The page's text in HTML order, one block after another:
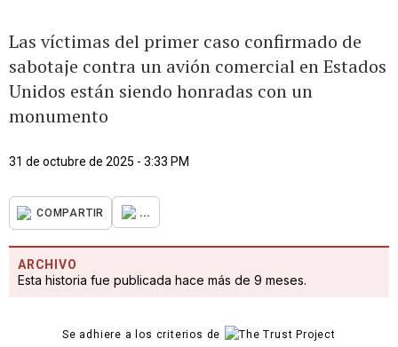
Las víctimas del primer caso confirmado de
sabotaje contra un avión comercial en Estados
Unidos están siendo honradas con un
monumento
31 de octubre de 2025 - 3:33 PM
COMPARTIR ...
ARCHIVO
Esta historia fue publicada hace más de 9 meses.
Se adhiere a los criterios de